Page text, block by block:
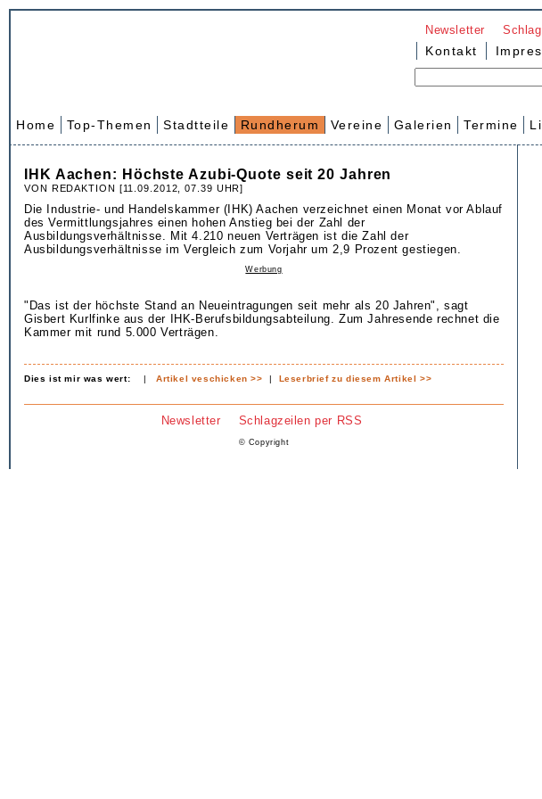
Newsletter
Kontakt
Home Top-Themen Stadtteile Rundherum Vereine Galerien Termine
IHK Aachen: Höchste Azubi-Quote seit 20 Jahren
VON REDAKTION [11.09.2012, 07.39 UHR]
Die Industrie- und Handelskammer (IHK) Aachen verzeichnet einen Monat vor Ablauf
des Vermittlungsjahres einen hohen Anstieg bei der Zahl der
Ausbildungsverhältnisse. Mit 4.210 neuen Verträgen ist die Zahl der
Ausbildungsverhältnisse im Vergleich zum Vorjahr um 2,9 Prozent gestiegen.
Werbung
"Das ist der höchste Stand an Neueintragungen seit mehr als 20 Jahren", sagt
Gisbert Kurlfinke aus der IHK-Berufsbildungsabteilung. Zum Jahresende rechnet die
Kammer mit rund 5.000 Verträgen.
Dies ist mir was wert: |Artikel veschicken >> | Leserbrief zu diesem Artikel >>
Newsletter Schlagzeilen per RSS
© Copyright